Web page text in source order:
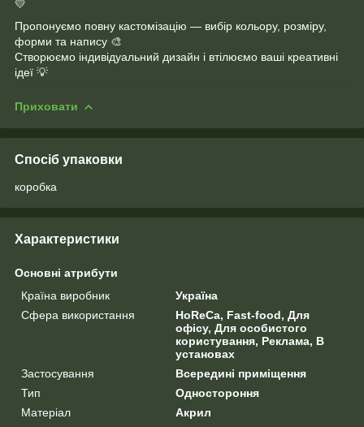
💛
Пропонуємо повну кастомізацію — вибір кольору, розміру,
форми та напису 🎨
Створюємо індивідуальний дизайн і втілюємо ваші креативні
ідеї 💡
Приховати
Спосіб упаковки
коробка
Характеристики
Основні атрибути
Країна виробник
Україна
Сфера використання
HoReCa, Fast-food, Для
офісу, Для особистого
користування, Реклама, В
установах
Застосування
Всередині приміщення
Тип
Одностороння
Матеріал
Акрил